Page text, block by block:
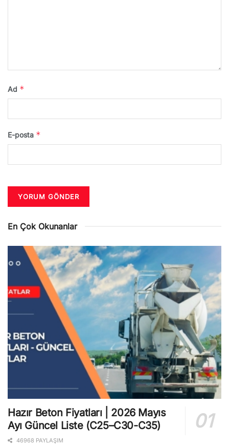
Ad *
E-posta *
En Çok Okunanlar
Hazır Beton Fiyatları | 2026 Mayıs
Ayı Güncel Liste (C25–C30-C35)
46968 PAYLAŞIM